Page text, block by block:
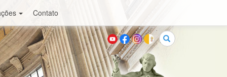
Contato
Buscar